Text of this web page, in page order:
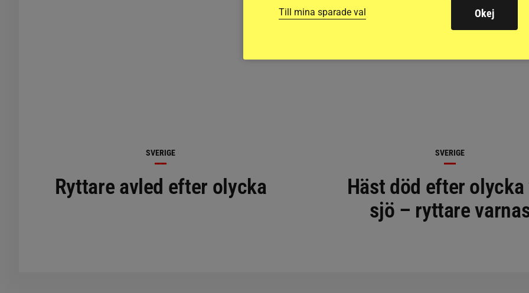
RELATERAD LÄSNING
SVERIGE
Ryttare avled efter olycka
SVERIGE
Häst död efter
sjö – ryttare
Till mina sparade val Okej